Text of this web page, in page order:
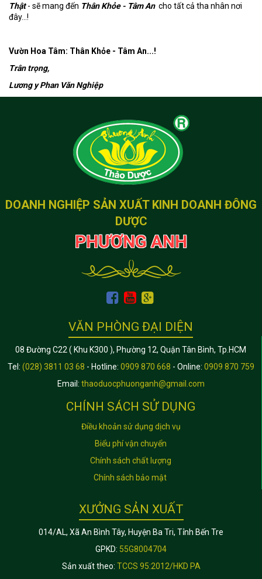
Thật- sẽ mang đến Thân Khỏe - Tâm An cho tất cả tha nhân nơi
đây...!
Vườn Hoa Tâm: Thân Khỏe - Tâm An...!
Trân trọng,
Lương y Phan Văn Nghiệp
DOANH NGHIỆP SẢN XUẤT KINH DOANH ĐÔNG
DƯỢC
PHƯƠNG ANH
VĂN PHÒNG ĐẠI DIỆN
08 Đường C22 ( Khu K300 ), Phường 12, Quận Tân Bình, Tp.HCM
Tel: (028) 3811 03 68 - Hotline: 0909 870 668 - Online: 0909 870 759
Email: thaoduocphuonganh@gmail.com
CHÍNH SÁCH SỬ DỤNG
Điều khoản sử dụng dịch vụ
Biểu phí vận chuyển
Chính sách chất lượng
Chính sách bảo mật
XƯỞNG SẢN XUẤT
014/AL, Xã An Bình Tây, Huyện Ba Tri, Tỉnh Bến Tre
GPKD: 55G8004704
Sản xuất theo: TCCS 95:2012/HKD PA